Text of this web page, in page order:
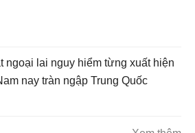
ngoại lai nguy hiểm từng xuất hiện
nay tràn ngập Trung Quốc